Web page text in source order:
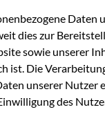
Daten
dies zur
sowie unserer
ist. Die
unserer Nutzer
des